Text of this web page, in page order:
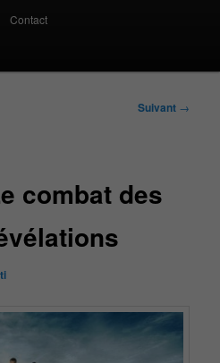
Contact
Suivant →
combat des